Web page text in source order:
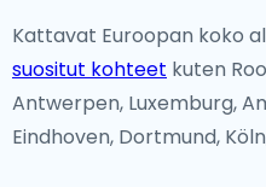
Kattavat Euroopan koko
suositut kohteet kuten
Antwerpen, Luxemburg,
Eindhoven, Dortmund,